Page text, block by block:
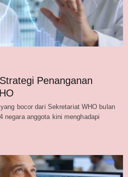
Penanganan
bocor dari Sekretariat WHO bulan
negara anggota kini menghadapi